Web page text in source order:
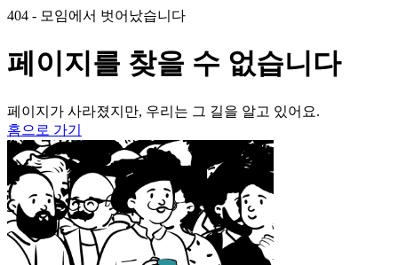
404 - 모임에서 벗어났습니다
페이지를 찾을 수 없습니다
페이지가 사라졌지만, 우리는 그 길을 알고 있어요.
홈으로 가기